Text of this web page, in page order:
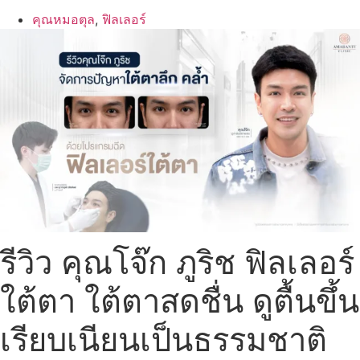
คุณหมอตุล, ฟิลเลอร์
รีวิว คุณโจ๊ก ภูริช ฟิลเลอร์
ใต้ตา ใต้ตาสดชื่น ดูตื้นขึ้น
เรียบเนียนเป็นธรรมชาติ